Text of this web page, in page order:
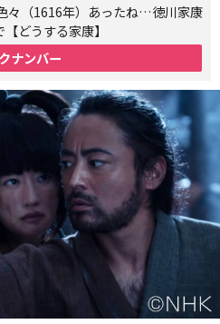
々（1616年）あったね…徳川家康
どうする家康】
ナンバー